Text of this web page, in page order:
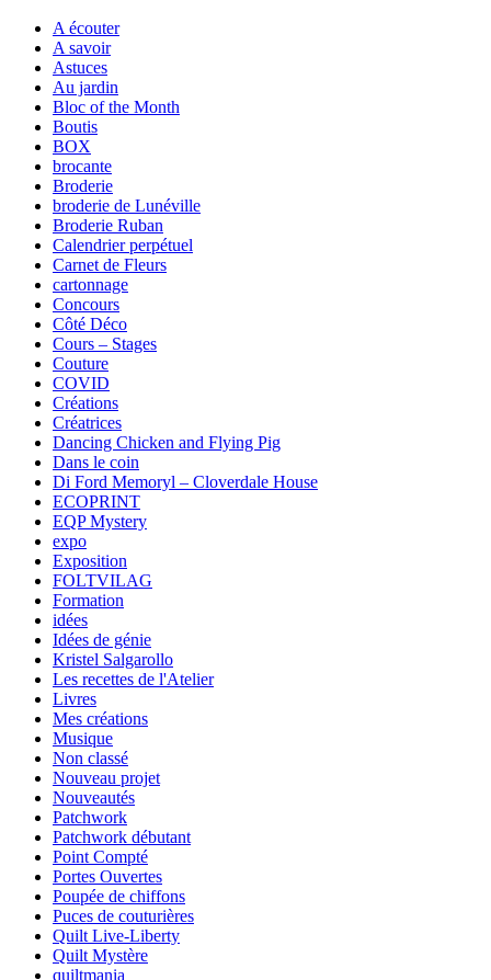
A écouter
A savoir
Astuces
Au jardin
Bloc of the Month
Boutis
BOX
brocante
Broderie
broderie de Lunéville
Broderie Ruban
Calendrier perpétuel
Carnet de Fleurs
cartonnage
Concours
Côté Déco
Cours – Stages
Couture
COVID
Créations
Créatrices
Dancing Chicken and Flying Pig
Dans le coin
Di Ford Memoryl – Cloverdale House
ECOPRINT
EQP Mystery
expo
Exposition
FOLTVILAG
Formation
idées
Idées de génie
Kristel Salgarollo
Les recettes de l'Atelier
Livres
Mes créations
Musique
Non classé
Nouveau projet
Nouveautés
Patchwork
Patchwork débutant
Point Compté
Portes Ouvertes
Poupée de chiffons
Puces de couturières
Quilt Live-Liberty
Quilt Mystère
quiltmania